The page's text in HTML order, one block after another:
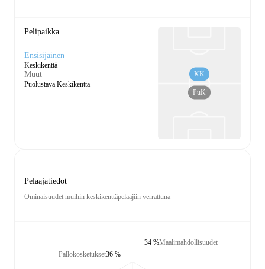
Pelipaikka
Ensisijainen
Keskikenttä
Muut
Puolustava Keskikenttä
PuK
KK
Pelaajatiedot
Ominaisuudet muihin keskikenttäpelaajiin verrattuna
Pallokosketukset36 %
Maalimahdollisuudet
34 %